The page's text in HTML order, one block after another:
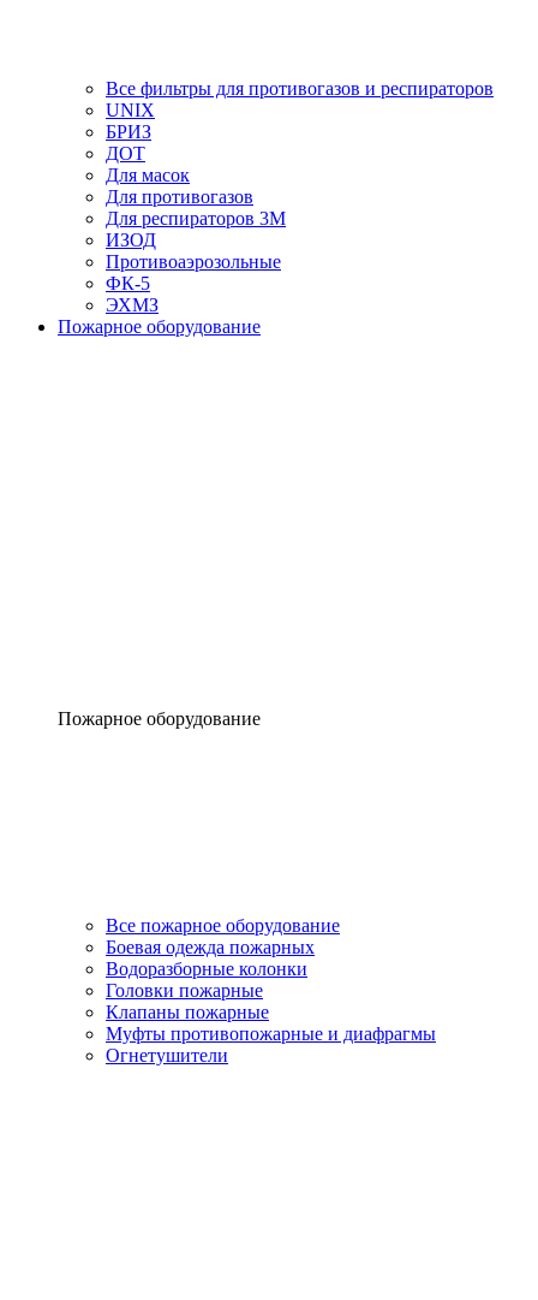
Все фильтры для противогазов и респираторов
UNIX
БРИЗ
ДОТ
Для масок
Для противогазов
Для респираторов 3М
ИЗОД
Противоаэрозольные
ФК-5
ЭХМЗ
Пожарное оборудование
Пожарное оборудование
Все пожарное оборудование
Боевая одежда пожарных
Водоразборные колонки
Головки пожарные
Клапаны пожарные
Муфты противопожарные и диафрагмы
Огнетушители